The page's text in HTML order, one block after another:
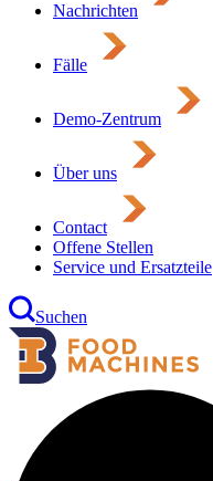
Nachrichten
Fälle
Demo-Zentrum
Über uns
Contact
Offene Stellen
Service und Ersatzteile
Suchen